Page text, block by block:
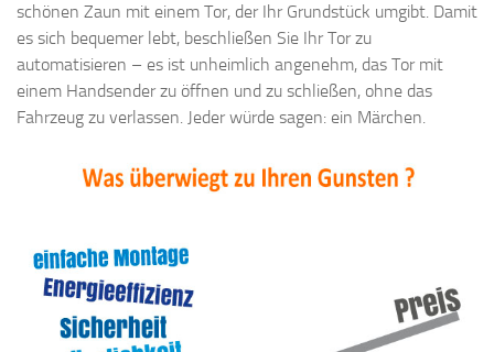
schönen Zaun mit einem Tor, der Ihr Grundstück umgibt. Damit
es sich bequemer lebt, beschließen Sie Ihr Tor zu
automatisieren – es ist unheimlich angenehm, das Tor mit
einem Handsender zu öffnen und zu schließen, ohne das
Fahrzeug zu verlassen. Jeder würde sagen: ein Märchen.